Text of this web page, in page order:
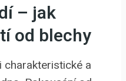
– jak
od blechy
charakteristické a